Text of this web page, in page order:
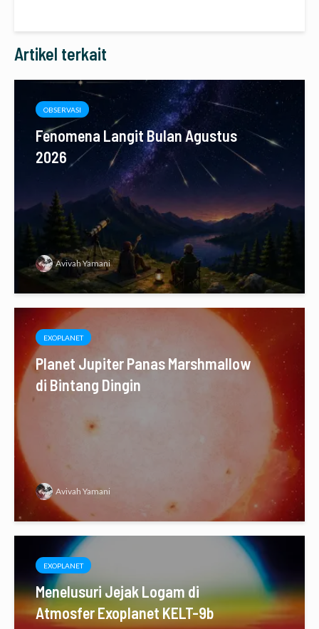
Artikel terkait
OBSERVASI
Fenomena Langit Bulan Agustus
2026
Avivah Yamani
EXOPLANET
Planet Jupiter Panas Marshmallow
di Bintang Dingin
Avivah Yamani
EXOPLANET
Menelusuri Jejak Logam di
Atmosfer Exoplanet KELT-9b